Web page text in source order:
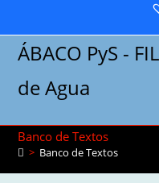
ÁBACO PyS -
de Agua
Banco de Textos
> Banco de Textos